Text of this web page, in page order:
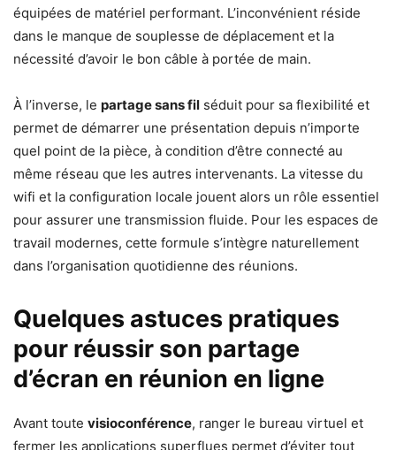
équipées de matériel performant. L’inconvénient réside
dans le manque de souplesse de déplacement et la
nécessité d’avoir le bon câble à portée de main.
À l’inverse, le partage sans fil séduit pour sa flexibilité et
permet de démarrer une présentation depuis n’importe
quel point de la pièce, à condition d’être connecté au
même réseau que les autres intervenants. La vitesse du
wifi et la configuration locale jouent alors un rôle essentiel
pour assurer une transmission fluide. Pour les espaces de
travail modernes, cette formule s’intègre naturellement
dans l’organisation quotidienne des réunions.
Quelques astuces pratiques
pour réussir son partage
d’écran en réunion en ligne
Avant toute visioconférence, ranger le bureau virtuel et
fermer les applications superflues permet d’éviter tout